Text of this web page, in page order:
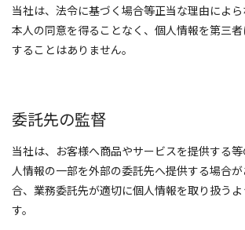
当社は、法令に基づく場合等正当な理由によ
本人の同意を得ることなく、個人情報を第三
することはありません。
委託先の監督
当社は、お客様へ商品やサービスを提供する
人情報の一部を外部の委託先へ提供する場合
合、業務委託先が適切に個人情報を取り扱う
す。